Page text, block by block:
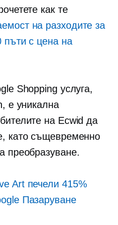
как те
на разходите за
пъти с цена на
Shopping услуга,
е уникална
на Ecwid да
като същевременно
преобразуване.
Art печели 415%
Пазаруване